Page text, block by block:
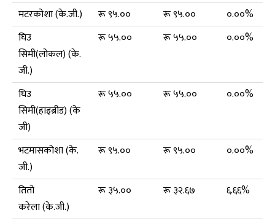
मटरकोशा (के.जी.)
रू ९५.०० रू ९५.००
०.००%
घिउ
सिमी(लोकल) (के.
जी.)
रू ५५.०० रू ५५.०० ०.००%
घिउ
सिमी(हाइब्रीड) (के
जी)
रू ५५.०० रू ५५.०० ०.००%
भटमासकोशा (के.
जी.)
रू ९५.०० रू ९५.०० ०.००%
तितो
करेला (के.जी.)
रू ३५.०० रू ३२.६७ ६.६६%